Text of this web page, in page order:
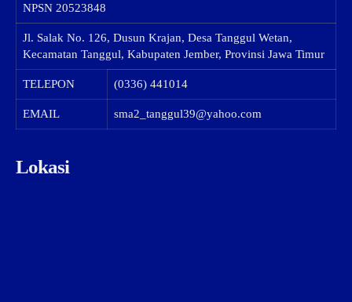
NPSN 20523848
Jl. Salak No. 126, Dusun Krajan, Desa Tanggul Wetan,
Kecamatan Tanggul, Kabupaten Jember, Provinsi Jawa Timur
TELEPON (0336) 441014
EMAIL sma2_tanggul39@yahoo.com
Lokasi